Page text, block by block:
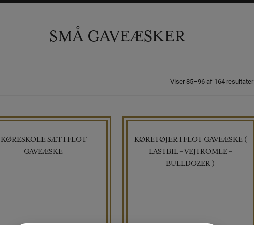
SMÅ GAVEÆSKER
Viser 85–96 af 164 resultater
KØRESKOLE SÆT I FLOT
GAVEÆSKE
KØRETØJER I FLOT GAVEÆSKE (
LASTBIL – VEJTROMLE –
BULLDOZER )